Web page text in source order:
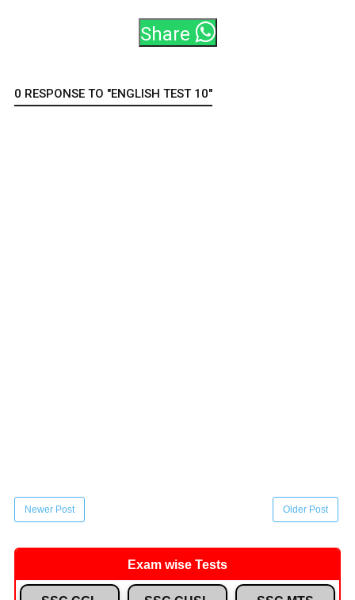
Share
0 RESPONSE TO "ENGLISH TEST 10"
Newer Post Older Post
Exam wise Tests